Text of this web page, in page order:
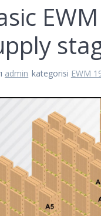
admin kategorisi EWM